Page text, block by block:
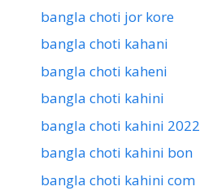
bangla choti jor kore
bangla choti kahani
bangla choti kaheni
bangla choti kahini
bangla choti kahini 2022
bangla choti kahini bon
bangla choti kahini com